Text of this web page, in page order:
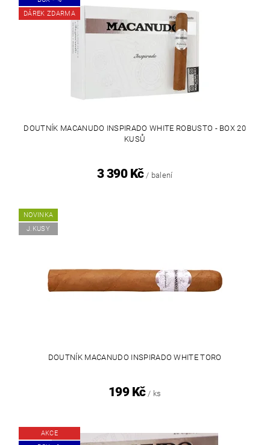
DÁREK ZDARMA
DOUTNÍK MACANUDO INSPIRADO WHITE ROBUSTO - BOX 20
KUSŮ
3 390 Kč / balení
NOVINKA
J.KUSY
DOUTNÍK MACANUDO INSPIRADO WHITE TORO
199 Kč / ks
AKCE